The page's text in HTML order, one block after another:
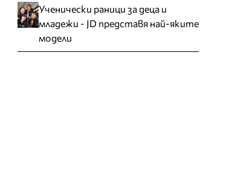
Ученически раници за деца и
младежи - JD представя най-яките
модели